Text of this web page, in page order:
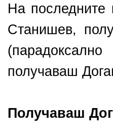
На последните
Станишев,
получаваш
Получаваш